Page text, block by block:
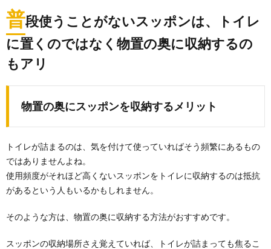
普段使うことがないスッポンは、トイレ
に置くのではなく物置の奥に収納するの
もアリ
物置の奥にスッポンを収納するメリット
トイレが詰まるのは、気を付けて使っていればそう頻繁にあるもの
ではありませんよね。
使用頻度がそれほど高くないスッポンをトイレに収納するのは抵抗
があるという人もいるかもしれません。
そのような方は、物置の奥に収納する方法がおすすめです。
スッポンの収納場所さえ覚えていれば、トイレが詰まっても焦るこ